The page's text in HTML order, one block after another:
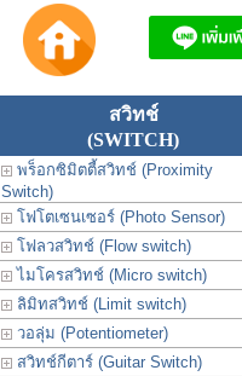
สวิทช์
(SWITCH)
พร็อกซิมิตตี้สวิทช์ (Proximity
Switch)
โฟโตเซนเซอร์ (Photo Sensor)
โฟลวสวิทช์ (Flow switch)
ไมโครสวิทช์ (Micro switch)
ลิมิทสวิทช์ (Limit switch)
วอลุ่ม (Potentiometer)
สวิทช์กีตาร์ (Guitar Switch)